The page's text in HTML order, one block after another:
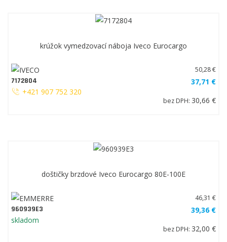
krúžok vymedzovací náboja Iveco Eurocargo
7172804
+421 907 752 320
50,28 €
37,71 €
bez DPH: 30,66 €
doštičky brzdové Iveco Eurocargo 80E-100E
960939E3
skladom
46,31 €
39,36 €
bez DPH: 32,00 €